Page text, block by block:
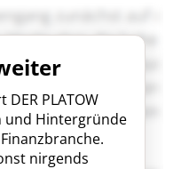
PLATOW
und Hintergründe
nirgends